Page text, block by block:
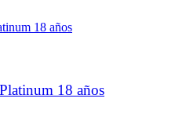
18 años